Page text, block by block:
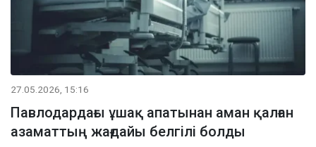
27.05.2026, 15:16
Павлодардағы ұшақ апатынан аман қалған
азаматтың жағдайы белгілі болды